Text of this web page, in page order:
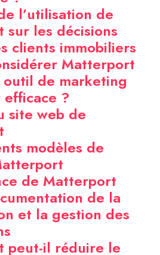
l’utilisation de
les décisions
clients immobiliers
Matterport
outil de marketing
?
site web de
modèles de
de Matterport
de la
et la gestion des
peut-il réduire le